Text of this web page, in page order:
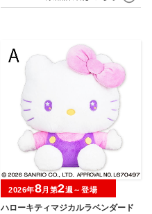
ハローキティマジカルラベンダード
2026年8月第2週～登場